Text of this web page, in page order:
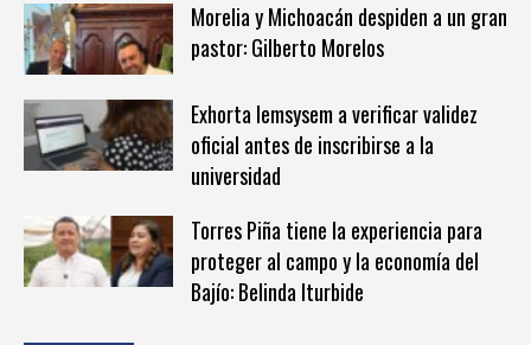
Morelia y Michoacán despiden a un gran
pastor: Gilberto Morelos
Exhorta Iemsysem a verificar validez
oficial antes de inscribirse a la
universidad
Torres Piña tiene la experiencia para
proteger al campo y la economía del
Bajío: Belinda Iturbide